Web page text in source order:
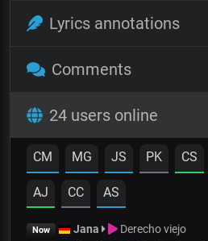
Lyrics annotations
Comments
24 users online
CM MG JS PK CS
AJ CC AS
Now Jana Derecho viejo